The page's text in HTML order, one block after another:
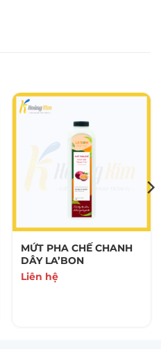
MỨT PHA CHẾ CHANH
DÂY LA’BON
Liên hệ